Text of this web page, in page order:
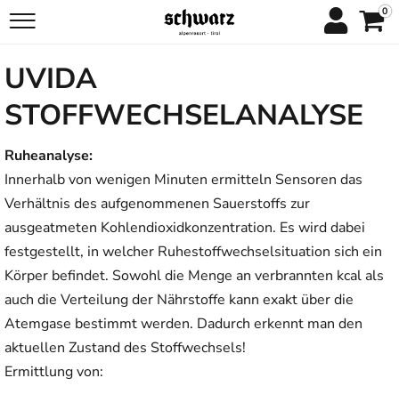
0
UVIDA
STOFFWECHSELANALYSE
Ruheanalyse:
Innerhalb von wenigen Minuten ermitteln Sensoren das
Verhältnis des aufgenommenen Sauerstoffs zur
ausgeatmeten Kohlendioxidkonzentration. Es wird dabei
festgestellt, in welcher Ruhestoffwechselsituation sich ein
Körper befindet. Sowohl die Menge an verbrannten kcal als
auch die Verteilung der Nährstoffe kann exakt über die
Atemgase bestimmt werden. Dadurch erkennt man den
aktuellen Zustand des Stoffwechsels!
Ermittlung von: